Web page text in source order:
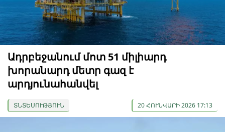
Ադրբեջանում մոտ 51 միլիարդ
խորանարդ մետր գազ է
արդյունահանվել
ՏՆՏԵՍՈՒԹՅՈՒՆ 20 ՀՈՒՆՎԱՐԻ 2026 17:13